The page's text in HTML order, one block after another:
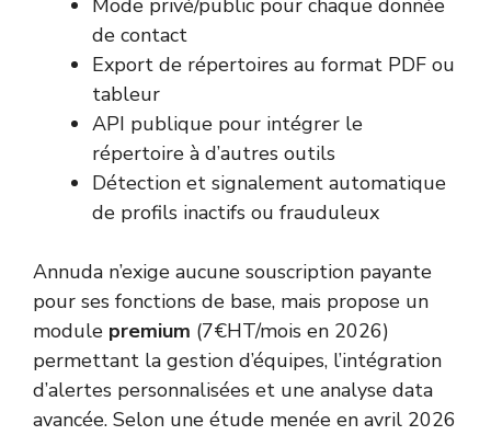
Mode privé/public pour chaque donnée
de contact
Export de répertoires au format PDF ou
tableur
API publique pour intégrer le
répertoire à d’autres outils
Détection et signalement automatique
de profils inactifs ou frauduleux
Annuda n’exige aucune souscription payante
pour ses fonctions de base, mais propose un
module premium (7€HT/mois en 2026)
permettant la gestion d’équipes, l’intégration
d’alertes personnalisées et une analyse data
avancée. Selon une étude menée en avril 2026